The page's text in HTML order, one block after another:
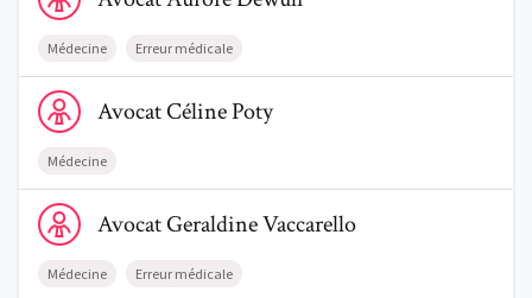
Médecine Erreur médicale
Voir le profil de AvocatCéline Poty
AvocatCélinePoty
Médecine
Voir le profil de AvocatGeraldine Vaccarello
AvocatGeraldineVaccarello
Médecine Erreur médicale